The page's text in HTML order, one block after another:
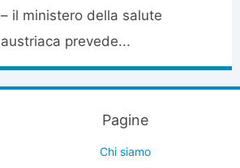
– il ministero della salute
austriaca prevede...
Pagine
Chi siamo